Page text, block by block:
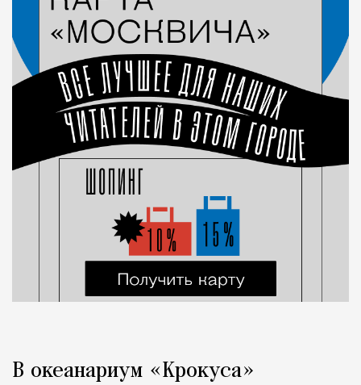
В океанариум «Крокуса»